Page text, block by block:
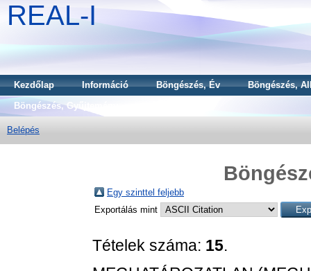
REAL-I
Kezdőlap Információ Böngészés, Év
Böngészés,
Böngészés, Gyűjtemény
Belépés
Egy szinttel feljebb
Exportálás mint
Tételek száma: 15.